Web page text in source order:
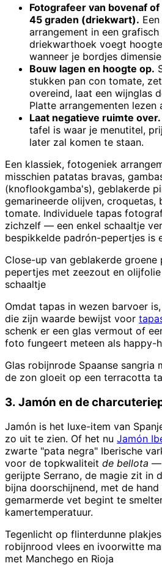
Fotografeer van bovenaf
45 graden (driekwart).
arrangement in een
driekwarthoek voegt
wanneer je bordjes
Bouw lagen en hoogte op.
stukken pan con tomate,
overeind, laat een wijnglas
Platte arrangementen
Laat negatieve ruimte over.
tafel is waar je menutitel,
later zal komen te staan.
Een klassiek, fotogeniek
misschien patatas bravas,
(knoflookgamba's), geblakerde
gemarineerde olijven, croquetas,
tomate. Individuele tapas
zichzelf — een enkel schaaltje
bespikkelde padrón-pepertjes is
Close-up van geblakerde
pepertjes met zeezout en
schaaltje
Omdat tapas in wezen barvoer
die zijn waarde bewijst voor
schenk er een glas vermout of
foto fungeert meteen als happy-
Glas robijnrode Spaanse sangria
de zon gloeit op een terracotta
3. Jamón en de
Jamón is het luxe-item van
zo uit te zien. Of het nu Jamón
zwarte "pata negra" Iberische
voor de topkwaliteit de bellota —
gerijpte Serrano, de magie zit in
bijna doorschijnend, met de
gemarmerde vet begint te
kamertemperatuur.
Tegenlicht op flinterdunne
robijnrood vlees en ivoorwitte
met Manchego en Rioja